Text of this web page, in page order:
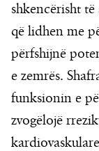
shkencërisht
që lidhen me
përfshijnë
e zemrës.
funksionin e
zvogëlojë